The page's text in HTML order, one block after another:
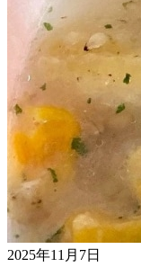
2025年11月7日